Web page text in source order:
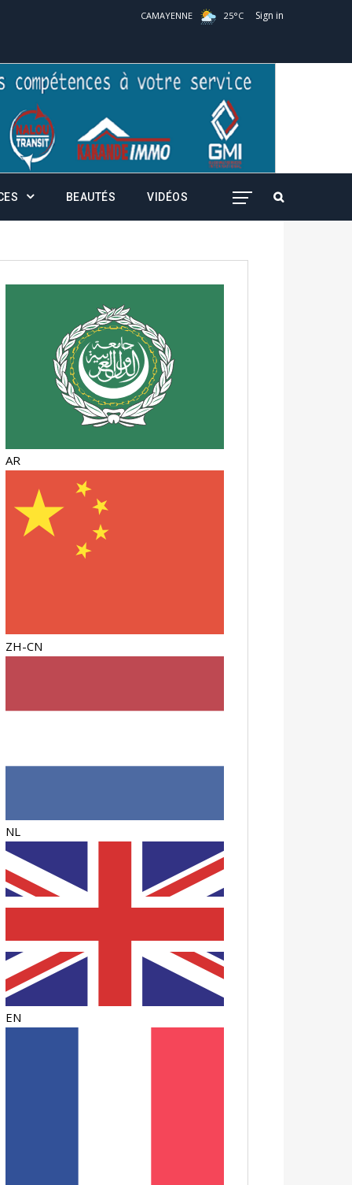
CAMAYENNE 25°C Sign in
BEAUTÉS VIDÉOS
AR
ZH-CN
NL
EN